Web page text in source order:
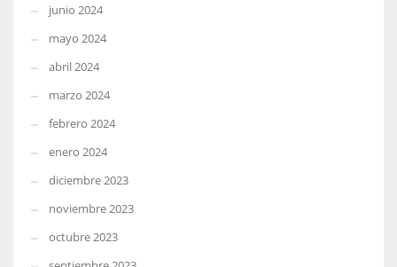
junio 2024
mayo 2024
abril 2024
marzo 2024
febrero 2024
enero 2024
diciembre 2023
noviembre 2023
octubre 2023